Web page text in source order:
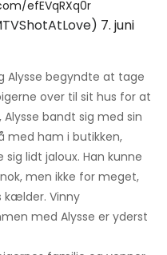
efEVqRXq0r
7. juni
Alysse begyndte at tage
over til sit hus for at
bandt sig med sin
med ham i butikken,
lidt jaloux. Han kunne
men ikke for meget,
Vinny
med Alysse er yderst